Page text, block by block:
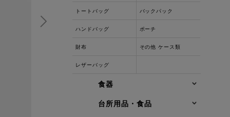
トートバッグ バックパック
ハンドバッグ ポーチ
財布 その他 ケース類
レザーバッグ
食器
台所用品・食品